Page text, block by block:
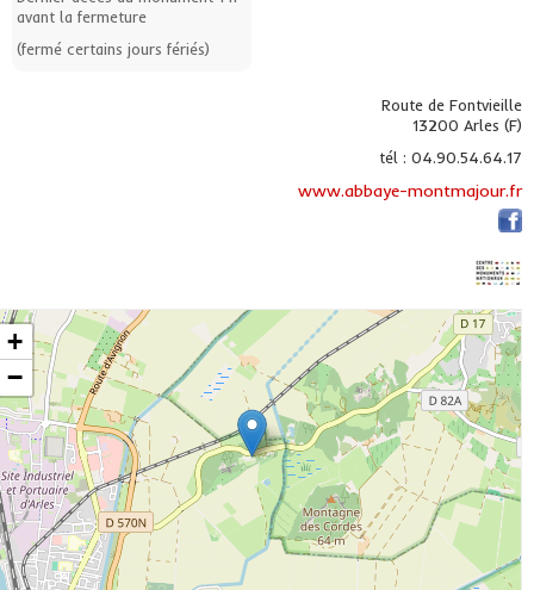
avant la fermeture
(fermé certains jours fériés)
Route de Fontvieille
13200 Arles (F)
tél : 04.90.54.64.17
www.abbaye-montmajour.fr
+
−